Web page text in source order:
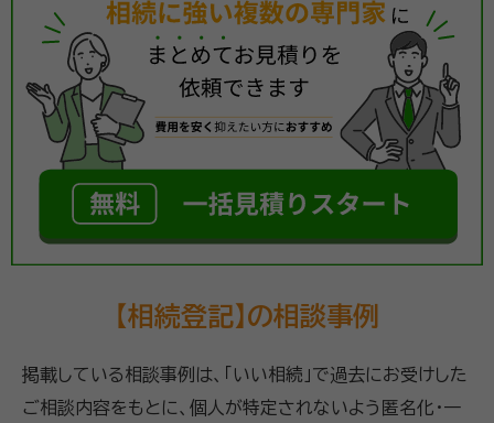
【相続登記】の相談事例
掲載している相談事例は、「いい相続」で過去にお受けした
ご相談内容をもとに、個人が特定されないよう匿名化・一